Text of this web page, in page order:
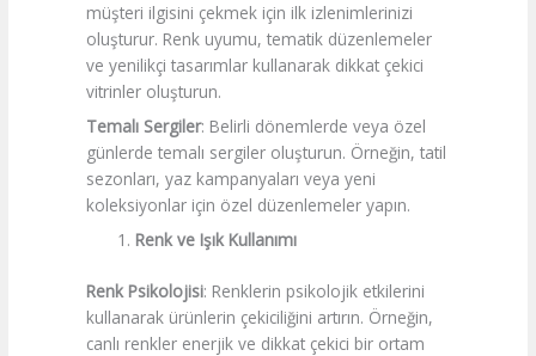
müşteri ilgisini çekmek için ilk izlenimlerinizi
oluşturur. Renk uyumu, tematik düzenlemeler
ve yenilikçi tasarımlar kullanarak dikkat çekici
vitrinler oluşturun.
Temalı Sergiler: Belirli dönemlerde veya özel
günlerde temalı sergiler oluşturun. Örneğin, tatil
sezonları, yaz kampanyaları veya yeni
koleksiyonlar için özel düzenlemeler yapın.
Renk ve Işık Kullanımı
Renk Psikolojisi: Renklerin psikolojik etkilerini
kullanarak ürünlerin çekiciliğini artırın. Örneğin,
canlı renkler enerjik ve dikkat çekici bir ortam